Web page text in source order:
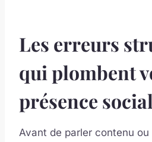
Les erreurs
qui plombent
présence
Avant de parler contenu